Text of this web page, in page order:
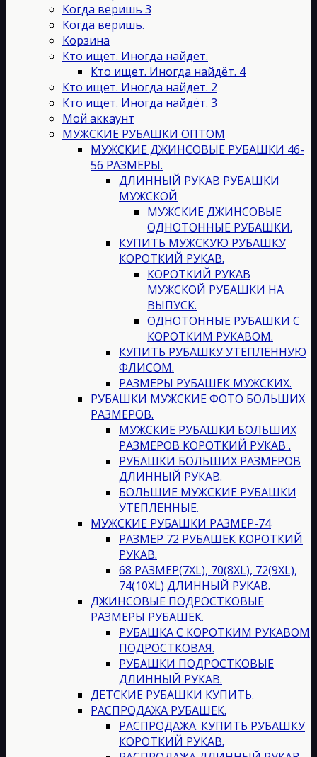
Когда веришь 3
Когда веришь.
Корзина
Кто ищет. Иногда найдет.
Кто ищет. Иногда найдёт. 4
Кто ищет. Иногда найдет. 2
Кто ищет. Иногда найдёт. 3
Мой аккаунт
МУЖСКИЕ РУБАШКИ ОПТОМ
МУЖСКИЕ ДЖИНСОВЫЕ РУБАШКИ 46-
56 РАЗМЕРЫ.
ДЛИННЫЙ РУКАВ РУБАШКИ
МУЖСКОЙ
МУЖСКИЕ ДЖИНСОВЫЕ
ОДНОТОННЫЕ РУБАШКИ.
КУПИТЬ МУЖСКУЮ РУБАШКУ
КОРОТКИЙ РУКАВ.
КОРОТКИЙ РУКАВ
МУЖСКОЙ РУБАШКИ НА
ВЫПУСК.
ОДНОТОННЫЕ РУБАШКИ С
КОРОТКИМ РУКАВОМ.
КУПИТЬ РУБАШКУ УТЕПЛЕННУЮ
ФЛИСОМ.
РАЗМЕРЫ РУБАШЕК МУЖСКИХ.
РУБАШКИ МУЖСКИЕ ФОТО БОЛЬШИХ
РАЗМЕРОВ.
МУЖСКИЕ РУБАШКИ БОЛЬШИХ
РАЗМЕРОВ КОРОТКИЙ РУКАВ .
РУБАШКИ БОЛЬШИХ РАЗМЕРОВ
ДЛИННЫЙ РУКАВ.
БОЛЬШИЕ МУЖСКИЕ РУБАШКИ
УТЕПЛЕННЫЕ.
МУЖСКИЕ РУБАШКИ РАЗМЕР-74
РАЗМЕР 72 РУБАШЕК КОРОТКИЙ
РУКАВ.
68 РАЗМЕР(7XL), 70(8XL), 72(9XL),
74(10XL) ДЛИННЫЙ РУКАВ.
ДЖИНСОВЫЕ ПОДРОСТКОВЫЕ
РАЗМЕРЫ РУБАШЕК.
РУБАШКА С КОРОТКИМ РУКАВОМ
ПОДРОСТКОВАЯ.
РУБАШКИ ПОДРОСТКОВЫЕ
ДЛИННЫЙ РУКАВ.
ДЕТСКИЕ РУБАШКИ КУПИТЬ.
РАСПРОДАЖА РУБАШЕК.
РАСПРОДАЖА. КУПИТЬ РУБАШКУ
КОРОТКИЙ РУКАВ.